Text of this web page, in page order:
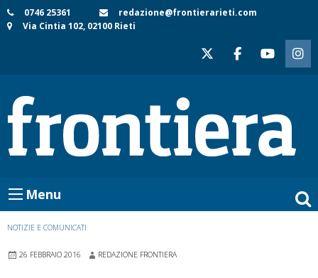
Skip
to
0746 25361
redazione@frontierarieti.com
Via Cintia 102, 02100 Rieti
Menu
NOTIZIE E COMUNICATI
26 FEBBRAIO 2016 REDAZIONE FRONTIERA